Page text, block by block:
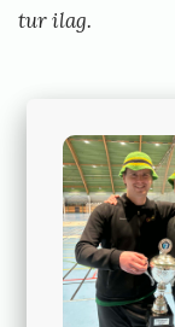
tur ilag.